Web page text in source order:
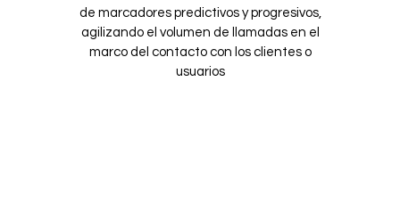
de marcadores predictivos y progresivos,
agilizando el volumen de llamadas en el
marco del contacto con los clientes o
usuarios